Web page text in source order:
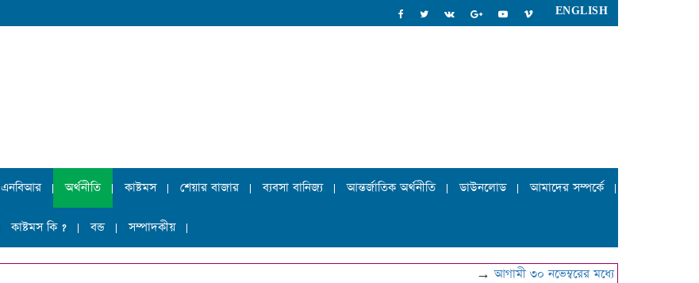
ENGLISH
এনবিআর অর্থনীতি কাষ্টমস শেয়ার বাজার ব্যবসা বানিজ্য আন্তর্জাতিক অর্থনীতি ডাউনলোড আমাদের সম্পর্কে
কাষ্টমস কি ? বন্ড সম্পাদকীয়
আগামী ৩০ নভেম্বরের মধ্যে বিআইএন